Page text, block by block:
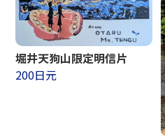
堀井天狗山限定明信片
200日元